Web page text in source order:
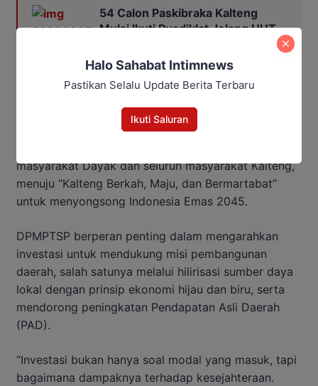
54 Calon Paskibraka Kalteng
Mulai Ikuti Pusdiklat Jelang HUT
Realisasi investasi yang terus meningkat ini juga
sejalan dengan visi Gubernur Kalteng H. Agustuar
Sabran dan Wakil Gubernur (Wagub) H. Edy Pratowo
masyarakat Dayak dan seluruh masyarakat Kalteng,
menuju “Kalteng Berkah, Maju, dan Bermartabat”
untuk menyongsong Indonesia Emas 2045.
DPMPTSP berperan penting dalam mengarahkan
investasi untuk mendukung misi pembangunan
daerah, salah satunya melalui hilirisasi sumber daya
lokal dengan prinsip ekonomi hijau dan biru, serta
mendorong peningkatan Pendapatan Asli Daerah
(PAD).
“Investasi bukan hanya soal modal yang masuk, tapi
bagaimana dampaknya terhadap kesejahteraan.
Halo Sahabat Intimnews
Pastikan Selalu Update Berita Terbaru
Ikuti Saluran